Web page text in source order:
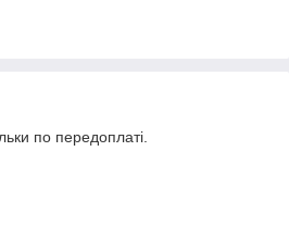
по передоплаті.